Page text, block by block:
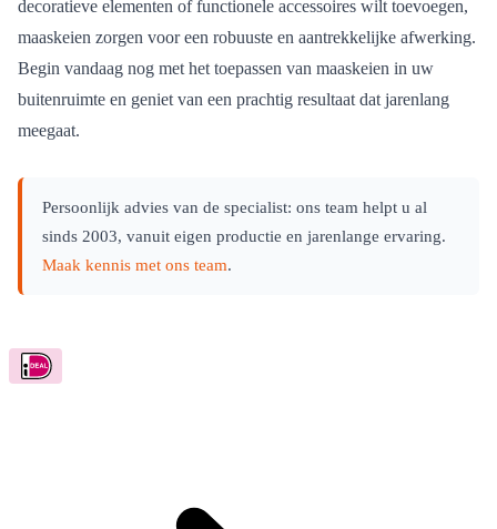
decoratieve elementen of functionele accessoires wilt toevoegen,
maaskeien zorgen voor een robuuste en aantrekkelijke afwerking.
Begin vandaag nog met het toepassen van maaskeien in uw
buitenruimte en geniet van een prachtig resultaat dat jarenlang
meegaat.
Persoonlijk advies van de specialist: ons team helpt u al
sinds 2003, vanuit eigen productie en jarenlange ervaring.
Maak kennis met ons team.